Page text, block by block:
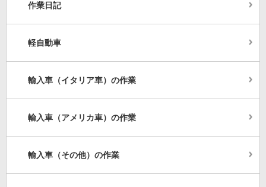
作業日記
軽自動車
輸入車（イタリア車）の作業
輸入車（アメリカ車）の作業
輸入車（その他）の作業